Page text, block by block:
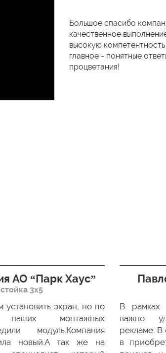
Большое спасибо
качественное
высокую
главное - понятные
процветания!
АО “Парк Хаус”
3х5
экран, но по
наших монтажных
модуль.Компания
новый.А так же на
В рамках
важно
рекламе. В
в